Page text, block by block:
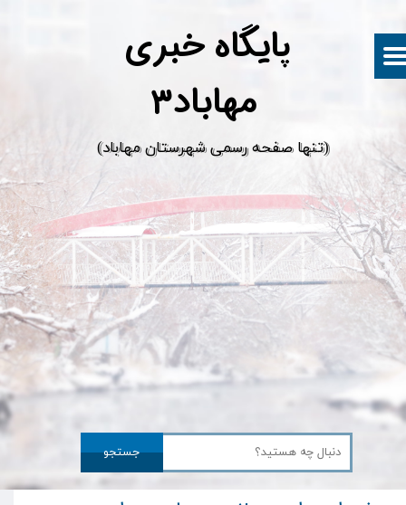
پایگاه خبری
​(تنها صفحه رسمی شهرستان مهاباد)
جستجو